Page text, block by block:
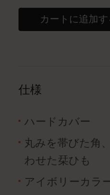
カートに追加す
仕様
ハードカバー
丸みを帯びた角
わせた栞ひも
アイボリーカラ